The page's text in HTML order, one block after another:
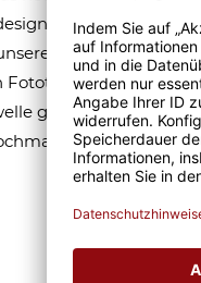
Mit viel
hauseigenen
und
geeignet sind, ist
so gut. Egal ob